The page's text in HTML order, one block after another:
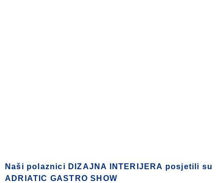
Naši polaznici DIZAJNA INTERIJERA posjetili su
ADRIATIC GASTRO SHOW